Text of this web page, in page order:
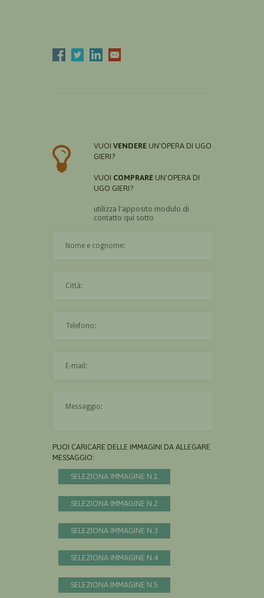
VUOI VENDERE UN'OPERA DI UGO
GIERI?
VUOI COMPRARE UN'OPERA DI
UGO GIERI?
utilizza l'apposito modulo di
contatto qui sotto
PUOI CARICARE DELLE IMMAGINI DA ALLEGARE AL
MESSAGGIO:
SELEZIONA IMMAGINE N.1
SELEZIONA IMMAGINE N.2
SELEZIONA IMMAGINE N.3
SELEZIONA IMMAGINE N.4
SELEZIONA IMMAGINE N.5